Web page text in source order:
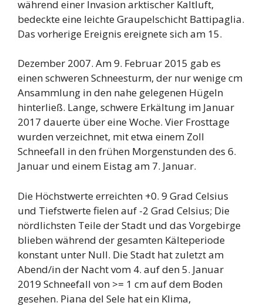
während einer Invasion arktischer Kaltluft,
bedeckte eine leichte Graupelschicht Battipaglia.
Das vorherige Ereignis ereignete sich am 15.
Dezember 2007. Am 9. Februar 2015 gab es
einen schweren Schneesturm, der nur wenige cm
Ansammlung in den nahe gelegenen Hügeln
hinterließ. Lange, schwere Erkältung im Januar
2017 dauerte über eine Woche. Vier Frosttage
wurden verzeichnet, mit etwa einem Zoll
Schneefall in den frühen Morgenstunden des 6.
Januar und einem Eistag am 7. Januar.
Die Höchstwerte erreichten +0. 9 Grad Celsius
und Tiefstwerte fielen auf -2 Grad Celsius; Die
nördlichsten Teile der Stadt und das Vorgebirge
blieben während der gesamten Kälteperiode
konstant unter Null. Die Stadt hat zuletzt am
Abend/in der Nacht vom 4. auf den 5. Januar
2019 Schneefall von >= 1 cm auf dem Boden
gesehen. Piana del Sele hat ein Klima,